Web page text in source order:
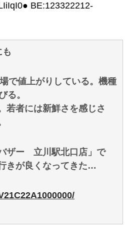
BE:123322212-
で値上がりしている。機種
る。
若者には新鮮さを感じさ
ザー 立川駅北口店」で
きが良くなってきた…